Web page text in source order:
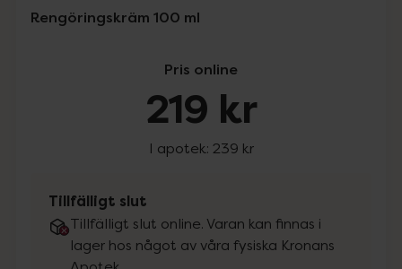
Rengöringskräm 100 ml
Pris online
219 kr
I apotek: 239 kr
Tillfälligt slut
Tillfälligt slut online. Varan kan finnas i
lager hos något av våra fysiska Kronans